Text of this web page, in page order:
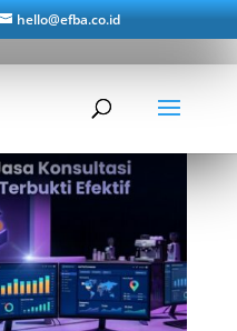
hello@efba.co.id